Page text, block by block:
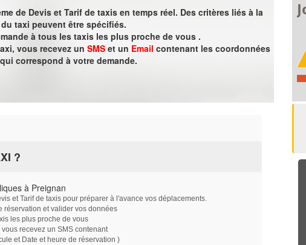
de Devis et Tarif de taxis en temps réel. Des critères liés à la
taxi peuvent être spécifiés.
à tous les taxis les plus proche de vous .
vous recevez un SMS et un Email contenant les coordonnées
correspond à votre demande.
?
à Preignan
et Tarif de taxis pour préparer à l'avance vos déplacements.
et valider vos données
les plus proche de vous
recevez un SMS contenant
et Date et heure de réservation )